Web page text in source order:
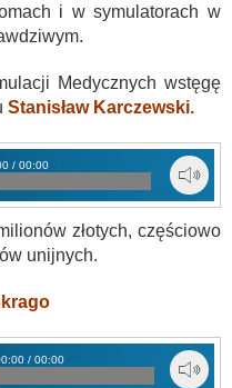
i w symulatorach w
Medycznych wstęgę
Stanisław Karczewski.
/ 00:00
złotych, częściowo
unijnych.
/ 00:00